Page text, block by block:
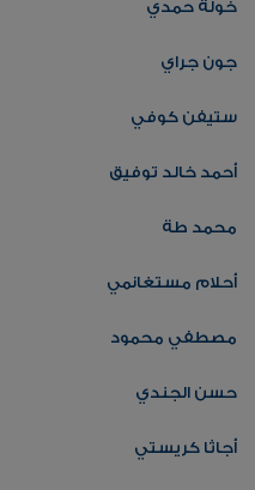
خولة حمدي
جون جراي
ستيفن كوفي
أحمد خالد توفيق
محمد طة
أحلام مستغانمي
مصطفي محمود
حسن الجندي
أجاثا كريستي